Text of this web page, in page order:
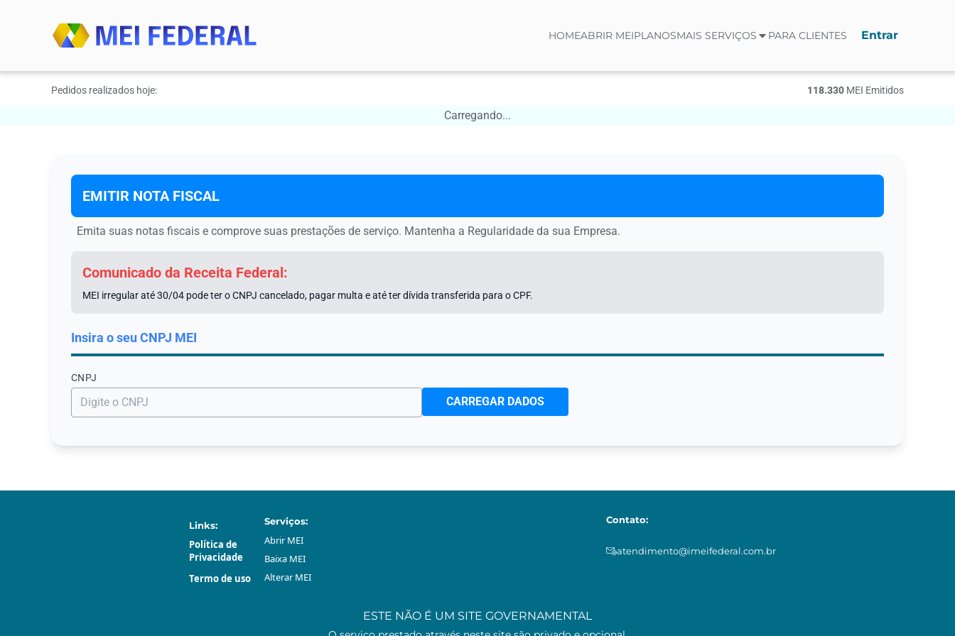
HOMEABRIR MEIPLANOSMAIS SERVIÇOS PARA CLIENTES Entrar
Pedidos realizados hoje: 118.330 МЕI Emitidos
Carregando...
EMITIR NOTA FISCAL
Emita suas notas fiscais e comprove suas prestações de serviço. Mantenha a Regularidade da sua Empresa.
Comunicado da Receita Federal:
MEI irregular até 30/04 pode ter o CNPJ cancelado, pagar multa e até ter dívida transferida para o CPF.
Insira o seu CNPJ МЕI
CNPJ
CARREGAR DADOS
Links:
Política de
Privacidade
Termo de uso
Serviços:
Abrir МЕI
Baixa МЕI
Alterar МЕI
Contato:
atendimento@imeifederal.com.br
ESTE NÃO É UM SITE GOVERNAMENTAL